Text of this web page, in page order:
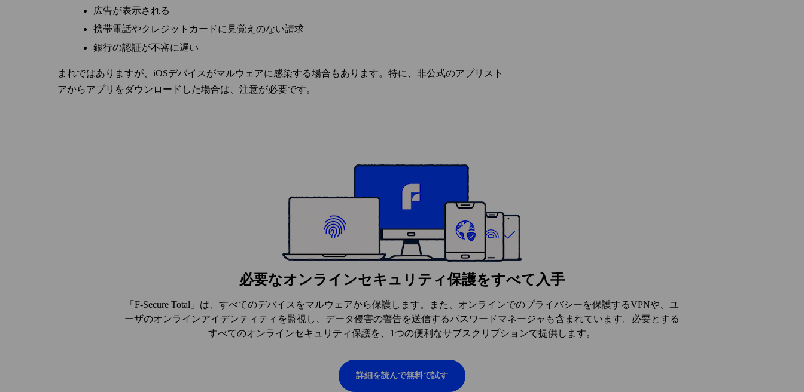
広告が表示される
携帯電話やクレジットカードに見覚えのない請求
銀行の認証が不審に遅い
まれではありますが、iOSデバイスがマルウェアに感染する場合もあります。特に、非公式のアプリスト
アからアプリをダウンロードした場合は、注意が必要です。
必要なオンラインセキュリティ保護をすべて入手
「F‑Secure Total」は、すべてのデバイスをマルウェアから保護します。また、オンラインでのプライバシーを保護するVPNや、ユ
ーザのオンラインアイデンティティを監視し、データ侵害の警告を送信するパスワードマネージャも含まれています。必要とする
すべてのオンラインセキュリティ保護を、1つの便利なサブスクリプションで提供します。
詳細を読んで無料で試す